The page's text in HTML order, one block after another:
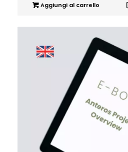
Aggiungi al carrello